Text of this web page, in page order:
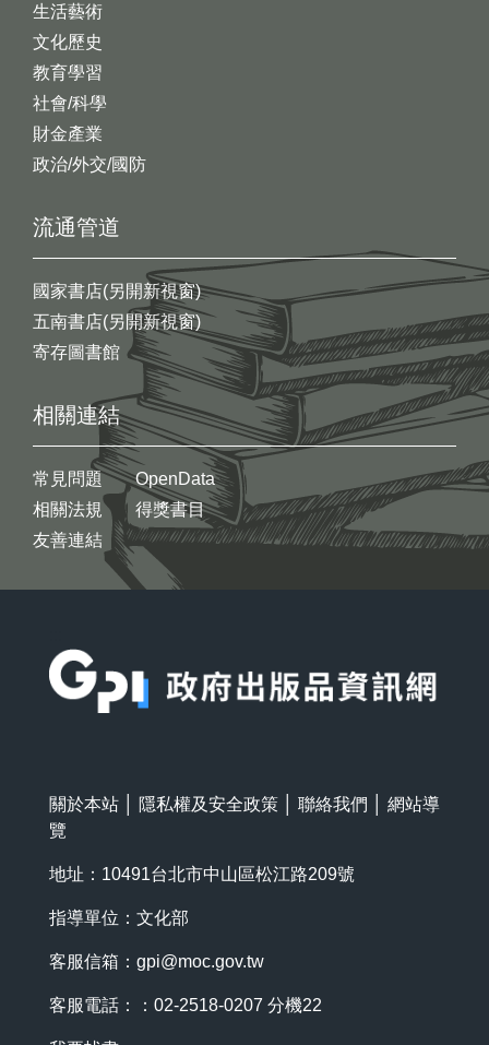
生活藝術
文化歷史
教育學習
社會/科學
財金產業
政治/外交/國防
流通管道
國家書店(另開新視窗)
五南書店(另開新視窗)
寄存圖書館
相關連結
常見問題
相關法規
友善連結
OpenData
得獎書目
關於本站 隱私權及安全政策 聯絡我們
網站導
覽
地址：10491台北市中山區松江路209號
指導單位：文化部
客服信箱： gpi@moc.gov.tw
客服電話：：02-2518-0207 分機22